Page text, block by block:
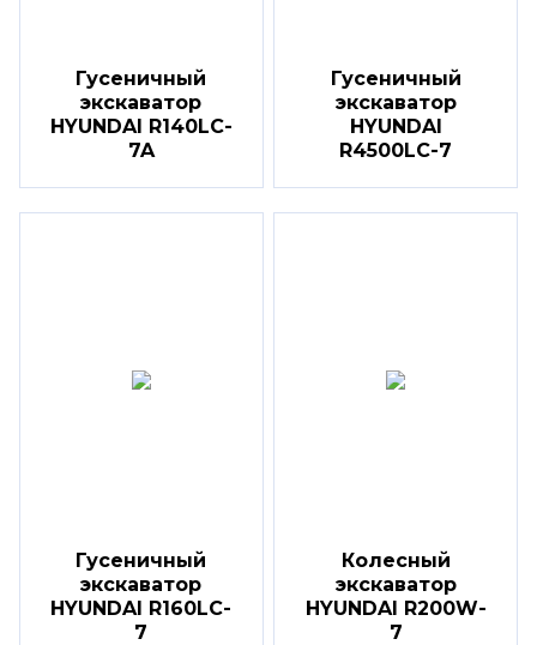
Гусеничный
экскаватор
HYUNDAI R140LC-
7A
Гусеничный
экскаватор
HYUNDAI
R4500LC-7
Гусеничный
экскаватор
HYUNDAI R160LC-
7
Колесный
экскаватор
HYUNDAI R200W-
7